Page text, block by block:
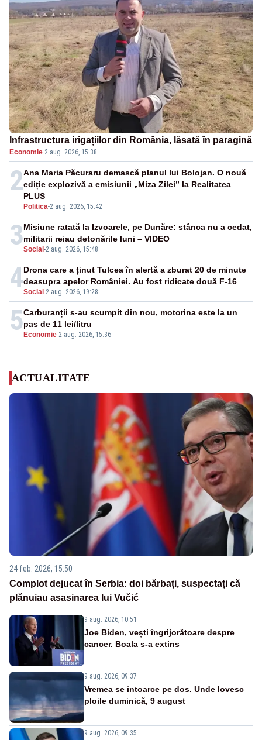
Infrastructura irigațiilor din România, lăsată în paragină
Economie·2 aug. 2026, 15:38
2
Politica-2 aug. 2026, 15:42
Ana Maria Păcuraru demască planul lui Bolojan. O nouă
ediție explozivă a emisiunii „Miza Zilei” la Realitatea
PLUS
3Social -2 aug. 2026, 15:48
Misiune ratată la Izvoarele, pe Dunăre: stânca nu a cedat,
militarii reiau detonările luni – VIDEO
4Social -2 aug. 2026, 19:28
Drona care a ținut Tulcea în alertă a zburat 20 de minute
deasupra apelor României. Au fost ridicate două F-16
5 Economie-2 aug. 2026, 15:36
Carburanții s-au scumpit din nou, motorina este la un
pas de 11 lei/litru
ACTUALITATE
24 feb. 2026, 15:50
Complot dejucat în Serbia: doi bărbați, suspectați că
plănuiau asasinarea lui Vučić
9 aug. 2026, 10:51
Joe Biden, vești îngrijorătoare despre
cancer. Boala s-a extins
9 aug. 2026, 09:37
Vremea se întoarce pe dos. Unde lovesc
ploile duminică, 9 august
9 aug. 2026, 09:35